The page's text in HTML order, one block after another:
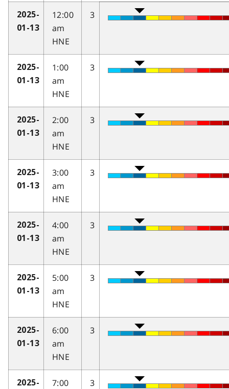
2025-
01-13
12:00
am
HNE
3
2025-
01-13
1:00
am
HNE
3
2025-
01-13
2:00
am
HNE
3
2025-
01-13
3:00
am
HNE
3
2025-
01-13
4:00
am
HNE
3
2025-
01-13
5:00
am
HNE
3
2025-
01-13
6:00
am
HNE
3
2025-
7:00
3